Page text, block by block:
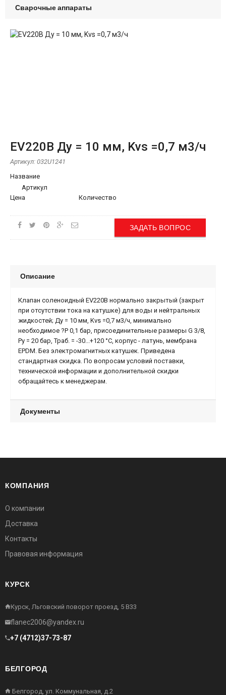
Сварочные аппараты
EV220B Ду = 10 мм, Kvs =0,7 м3/ч
Артикул: 032U1241
Название
Артикул
Цена
Количество
ЗАДАТЬ ВОПРОС
Описание
Клапан соленоидный EV220B нормально закрытый (закрыт
при отсутствии тока на катушке) для воды и нейтральных
жидкостей; Ду = 10 мм, Kvs =0,7 м3/ч, минимально
необходимое ?Р 0,1 бар, присоединительные размеры G 3/8,
Ру = 20 бар, Траб. = -30...+120 °С, корпус - латунь, мембрана
EPDM. Без электромагнитных катушек. Приведена
стандартная скидка. По вопросам условий поставки,
технической информации и дополнительной скидки
обращайтесь к менеджерам.
Документы
КОМПАНИЯ
О компании
Доставка
Контакты
Правовая информация
КУРСК
Курск, Льговский поворот проезд, 5 В33
flanec2006@yandex.ru
+7 (4712)37-73-87
БЕЛГОРОД
Белгород, ул. Коммунальная, д.2